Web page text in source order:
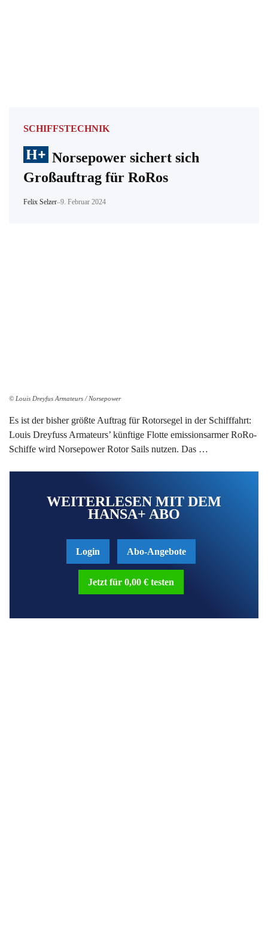
SCHIFFSTECHNIK
Norsepower sichert sich
Großauftrag für RoRos
Felix Selzer–9. Februar 2024
© Louis Dreyfus Armateurs / Norsepower
Es ist der bisher größte Auftrag für Rotorsegel in der Schifffahrt:
Louis Dreyfuss Armateurs’ künftige Flotte emissionsarmer RoRo-
Schiffe wird Norsepower Rotor Sails nutzen. Das …
WEITERLESEN MIT DEM
HANSA+ ABO
Login Abo-Angebote
Jetzt für 0,00 € testen